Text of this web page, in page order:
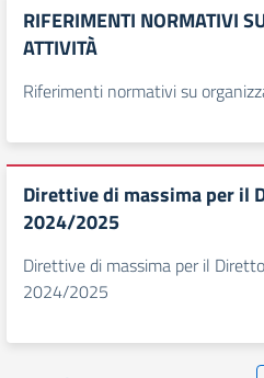
RIFERIMENTI NORMATIVI
ATTIVITÀ
Riferimenti normativi su
Direttive di massima per il
2024/2025
Direttive di massima per il
2024/2025